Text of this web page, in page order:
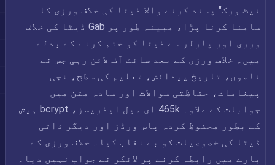
نیٹ ورک" پسند کرنے والا ڈیٹا کی خلاف ورزی کا
سامنا کرنا پڑا، مبینہ طور پر Gab ڈیٹا کی خلاف
ورزی اور پارلر سے ڈیٹا کو ختم کرنے کے بدلے
میں۔ خلاف ورزی کے بعد سائٹ آف لائن رہی جس نے
ناموں، تاریخ پیدائش، تعلیم کی سطح، نجی
پیغامات، حفاظتی سوالات اور سادہ متن میں
جوابات کے علاوہ 465k ای میل ایڈریسز، bcrypt ہیش
کے بطور محفوظ کردہ پاس ورڈز اور دیگر ذاتی
ڈیٹا کی خصوصیات کو بے نقاب کیا۔ خلاف ورزی کے
بارے میں رابطہ کرنے پر لائکر نے جواب نہیں دیا۔